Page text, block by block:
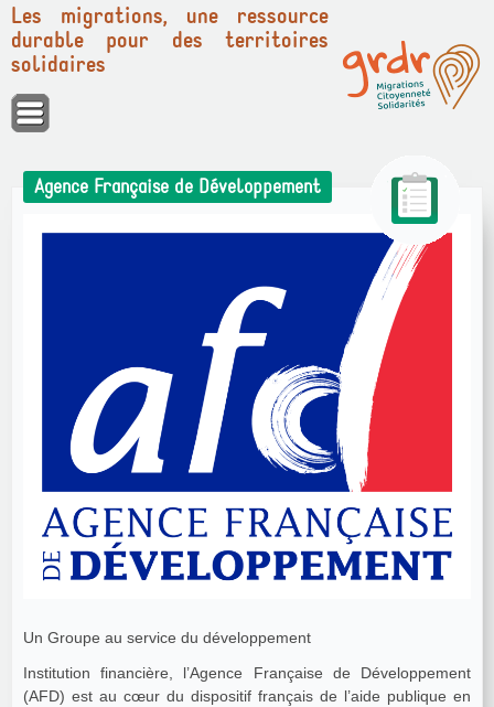
Panneau de gestion des cookies
Les migrations, une ressource
durable pour des territoires
solidaires
Agence Française de Développement
Un Groupe au service du développement
Institution financière, l’Agence Française de Développement
(AFD) est au cœur du dispositif français de l’aide publique en